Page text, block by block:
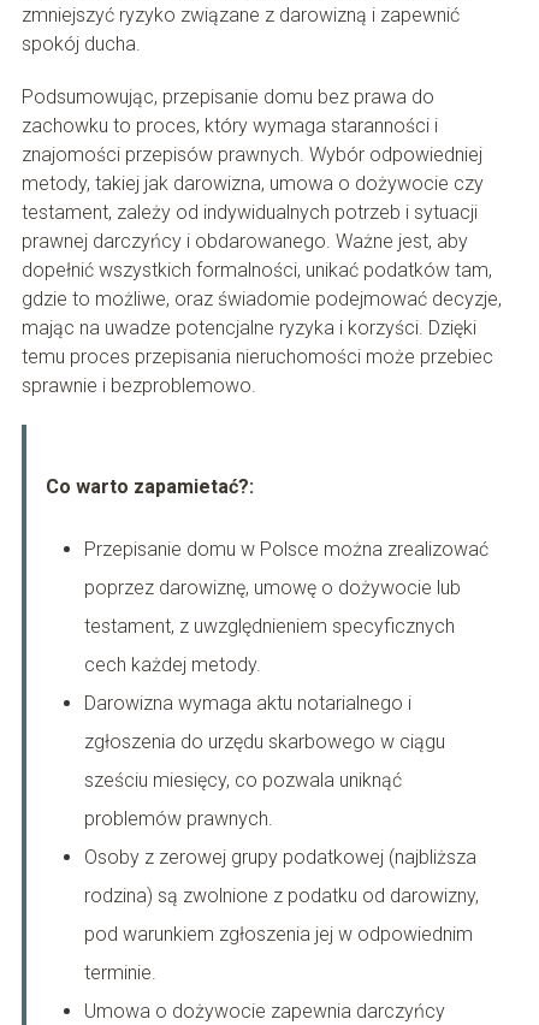
zmniejszyć ryzyko związane z darowizną i zapewnić
spokój ducha.
Podsumowując, przepisanie domu bez prawa do
zachowku to proces, który wymaga staranności i
znajomości przepisów prawnych. Wybór odpowiedniej
metody, takiej jak darowizna, umowa o dożywocie czy
testament, zależy od indywidualnych potrzeb i sytuacji
prawnej darczyńcy i obdarowanego. Ważne jest, aby
dopełnić wszystkich formalności, unikać podatków tam,
gdzie to możliwe, oraz świadomie podejmować decyzje,
mając na uwadze potencjalne ryzyka i korzyści. Dzięki
temu proces przepisania nieruchomości może przebiec
sprawnie i bezproblemowo.
Co warto zapamietać?:
Przepisanie domu w Polsce można zrealizować
poprzez darowiznę, umowę o dożywocie lub
testament, z uwzględnieniem specyficznych
cech każdej metody.
Darowizna wymaga aktu notarialnego i
zgłoszenia do urzędu skarbowego w ciągu
sześciu miesięcy, co pozwala uniknąć
problemów prawnych.
Osoby z zerowej grupy podatkowej (najbliższa
rodzina) są zwolnione z podatku od darowizny,
pod warunkiem zgłoszenia jej w odpowiednim
terminie.
Umowa o dożywocie zapewnia darczyńcy